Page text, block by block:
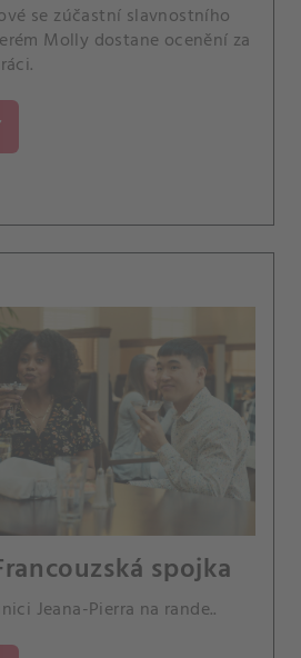
se zúčastní slavnostního
Molly dostane ocenění za
spojka
Jeana-Pierra na rande..